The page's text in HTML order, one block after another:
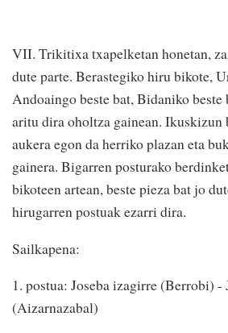
VII. Trikitixa txapelketan honetan,
dute parte. Berastegiko hiru bikote,
Andoaingo beste bat, Bidaniko beste
aritu dira oholtza gainean.
aukera egon da herriko plazan eta
gainera. Bigarren posturako
bikoteen artean, beste pieza bat jo
hirugarren postuak ezarri dira.
Sailkapena:
1. postua: Joseba izagirre (Berrobi) -
(Aizarnazabal)